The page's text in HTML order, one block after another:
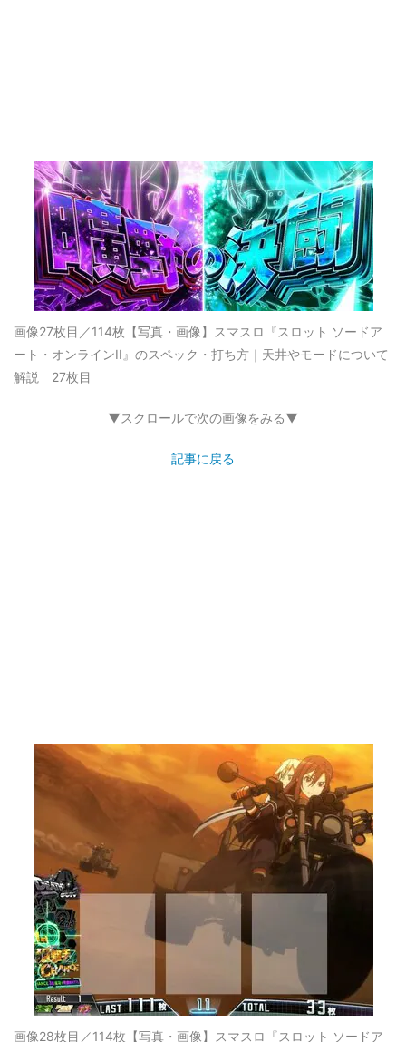
画像27枚目／114枚 【写真・画像】スマスロ『スロット ソードア
ート・オンラインII』のスペック・打ち方｜天井やモードについて
解説 27枚目
▼スクロールで次の画像をみる▼
記事に戻る
画像28枚目／114枚 【写真・画像】スマスロ『スロット ソードア